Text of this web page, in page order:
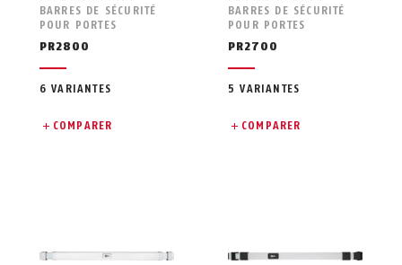
BARRES DE SÉCURITÉ
POUR PORTES
PR2800
6 VARIANTES
COMPARER
BARRES DE SÉCURITÉ
POUR PORTES
PR2700
5 VARIANTES
COMPARER